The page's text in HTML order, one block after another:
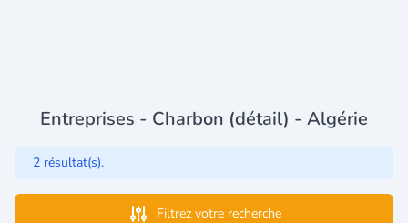
Entreprises - Charbon (détail) - Algérie
2 résultat(s).
Filtrez votre recherche